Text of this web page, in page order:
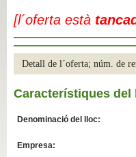
[l´oferta està
Detall de l´oferta; núm. de
Característiques del
Denominació del lloc:
Empresa: